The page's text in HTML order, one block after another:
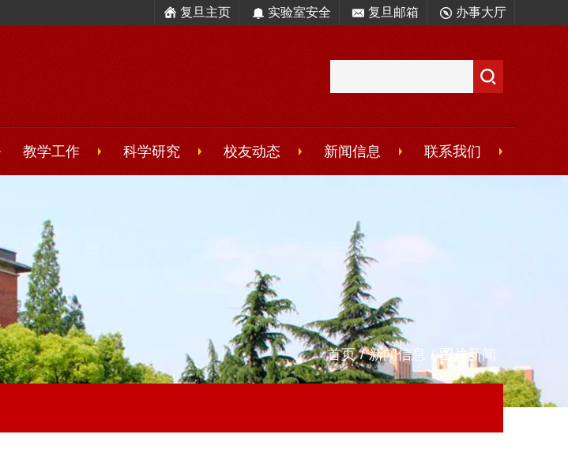
复旦主页 实验室安全 复旦邮箱 办事大厅
教学工作 科学研究 校友动态 新闻信息 联系我们
首页 / 新闻信息 / 图片新闻